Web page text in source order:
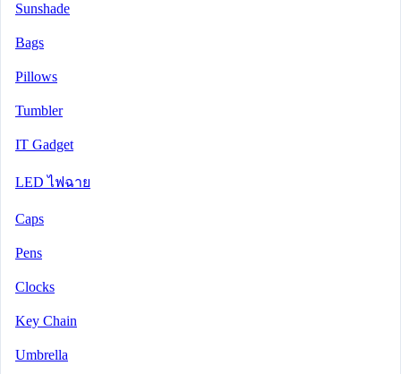
Sunshade
Bags
Pillows
Tumbler
IT Gadget
LED ไฟฉาย
Caps
Pens
Clocks
Key Chain
Umbrella